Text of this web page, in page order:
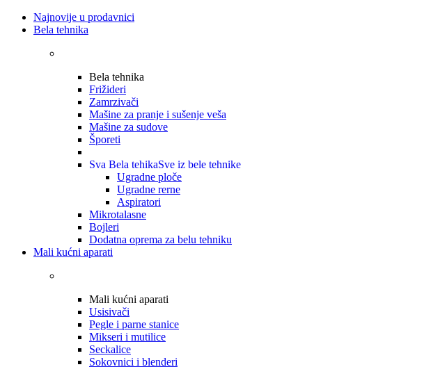
Najnovije u prodavnici
Bela tehnika
Bela tehnika
Frižideri
Zamrzivači
Mašine za pranje i sušenje veša
Mašine za sudove
Šporeti
Sva Bela tehikaSve iz bele tehnike
Ugradne ploče
Ugradne rerne
Aspiratori
Mikrotalasne
Bojleri
Dodatna oprema za belu tehniku
Mali kućni aparati
Mali kućni aparati
Usisivači
Pegle i parne stanice
Mikseri i mutilice
Seckalice
Sokovnici i blenderi